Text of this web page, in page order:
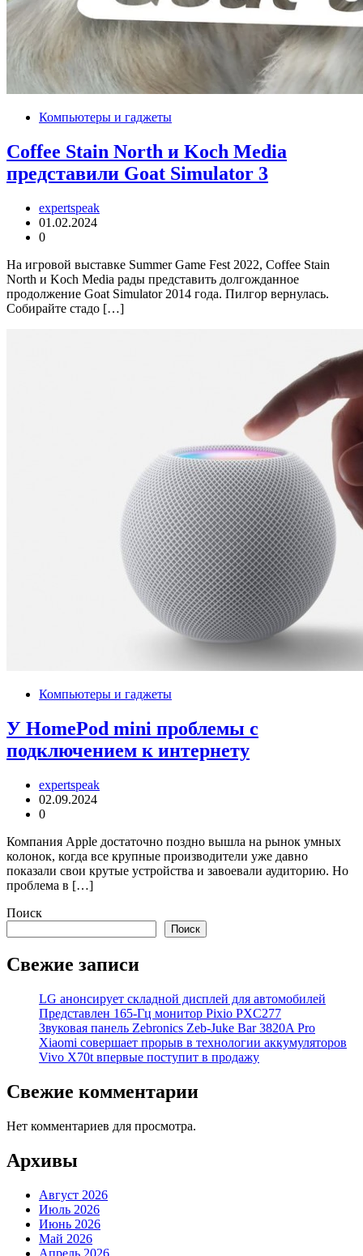
Компьютеры и гаджеты
Coffee Stain North и Koch Media
представили Goat Simulator 3
expertspeak
01.02.2024
0
На игровой выставке Summer Game Fest 2022, Coffee Stain
North и Koch Media рады представить долгожданное
продолжение Goat Simulator 2014 года. Пилгор вернулась.
Собирайте стадо […]
Компьютеры и гаджеты
У HomePod mini проблемы с
подключением к интернету
expertspeak
02.09.2024
0
Компания Apple достаточно поздно вышла на рынок умных
колонок, когда все крупные производители уже давно
показали свои крутые устройства и завоевали аудиторию. Но
проблема в […]
Поиск
Поиск
Свежие записи
LG анонсирует складной дисплей для автомобилей
Представлен 165-Гц монитор Pixio PXC277
Звуковая панель Zebronics Zeb-Juke Bar 3820A Pro
Xiaomi совершает прорыв в технологии аккумуляторов
Vivo X70t впервые поступит в продажу
Свежие комментарии
Нет комментариев для просмотра.
Архивы
Август 2026
Июль 2026
Июнь 2026
Май 2026
Апрель 2026